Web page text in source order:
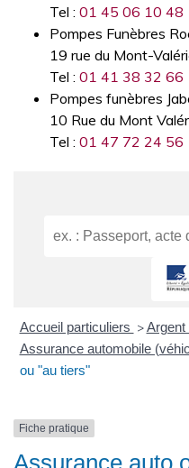
Tel : 01 45 06 10 48
Pompes Funèbres
19 rue du Mont-
Tel : 01 41 38 32 66
Pompes funèbres
10 Rue du Mont
Tel : 01 47 72 24 56
Accueil particuliers >
Assurance automobile
ou "au tiers"
Fiche pratique